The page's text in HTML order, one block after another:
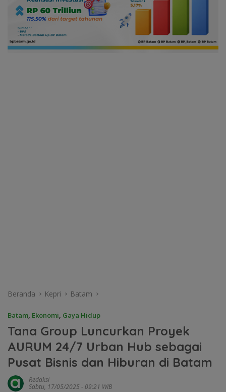
Beranda Kepri Batam
Batam, Ekonomi, Gaya Hidup
Tana Group Luncurkan Proyek
AURUM 24/7 Urban Hub sebagai
Pusat Bisnis dan Hiburan di Batam
Redaksi
Sabtu, 17/05/2025 - 09:21 WIB